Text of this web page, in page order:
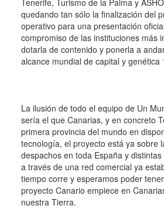
Tenerife, Turismo de la Palma y
quedando tan sólo la finalización del
operativo para una presentación
compromiso de las instituciones más
dotarla de contenido y ponerla a
alcance mundial de capital y genética
La ilusión de todo el equipo de Un
sería el que Canarias, y en concreto
primera provincia del mundo en
tecnología, el proyecto está ya sobre
despachos en toda España y
a través de una red comercial ya
tiempo corre y esperamos poder
proyecto Canario empiece en
nuestra Tierra.